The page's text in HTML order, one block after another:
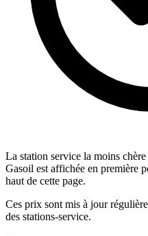
La station service la moins
Gasoil est affichée en première
haut de cette page.
Ces prix sont mis à jour
des stations-service.